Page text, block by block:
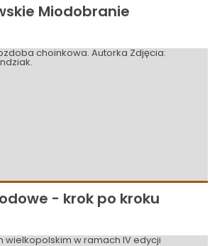
Miodobranie
- krok po kroku